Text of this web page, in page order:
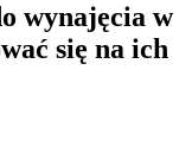
wynajęcia w
się na ich